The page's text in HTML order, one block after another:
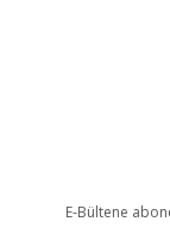
E-Bültene